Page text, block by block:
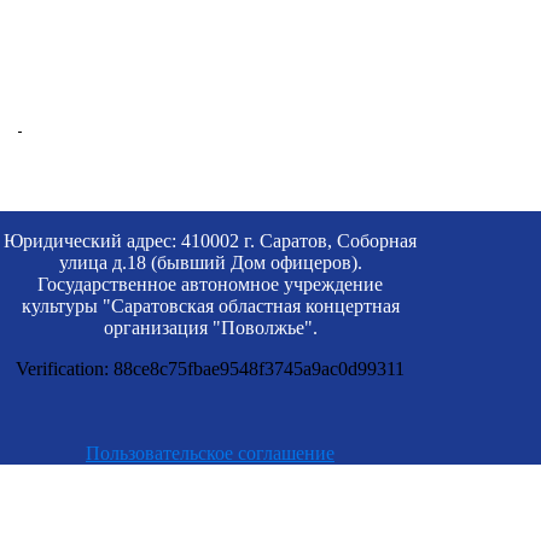
Юридический адрес: 410002 г. Саратов, Соборная
улица д.18 (бывший Дом офицеров).
Государственное автономное учреждение
культуры "Саратовская областная концертная
организация "Поволжье".
Verification: 88ce8c75fbae9548f3745a9ac0d99311
Пользовательское соглашение